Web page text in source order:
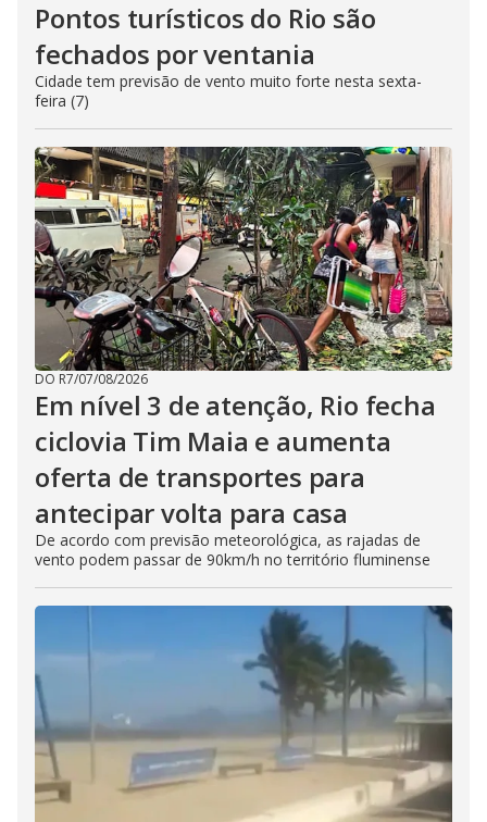
Pontos turísticos do Rio são
fechados por ventania
Cidade tem previsão de vento muito forte nesta sexta-
feira (7)
DO R7/07/08/2026
Em nível 3 de atenção, Rio fecha
ciclovia Tim Maia e aumenta
oferta de transportes para
antecipar volta para casa
De acordo com previsão meteorológica, as rajadas de
vento podem passar de 90km/h no território fluminense